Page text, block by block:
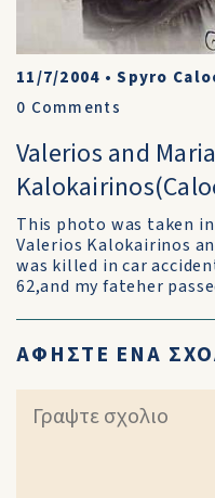
11/7/2004 •Spyro
0 Comments
Valerios and Maria
This photo was taken
Valerios Kalokairinos
was killed in car
62,and my fateher
ΑΦΗΣΤΕ ΕΝΑ